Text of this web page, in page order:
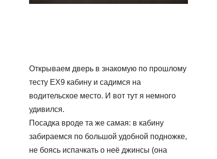
Открываем дверь в знакомую по прошлому
тесту ЕХ9 кабину и садимся на
водительское место. И вот тут я немного
удивился.
Посадка вроде та же самая: в кабину
забираемся по большой удобной подножке,
не боясь испачкать о неё джинсы (она